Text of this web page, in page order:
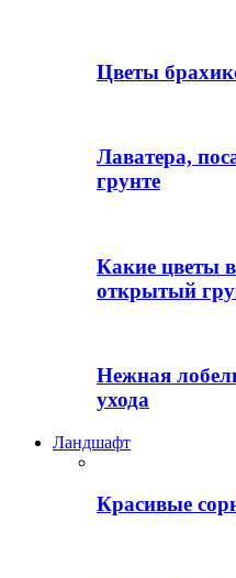
Цветы
Лаватера,
грунте
Какие цветы
открытый
Нежная
ухода
Ландшафт
Красивые